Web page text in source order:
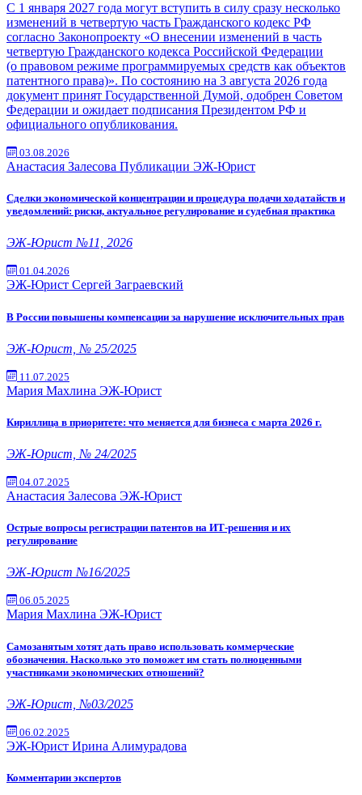
С 1 января 2027 года могут вступить в силу сразу несколько
изменений в четвертую часть Гражданского кодекс РФ
согласно Законопроекту «О внесении изменений в часть
четвертую Гражданского кодекса Российской Федерации
(о правовом режиме программируемых средств как объектов
патентного права)». По состоянию на 3 августа 2026 года
документ принят Государственной Думой, одобрен Советом
Федерации и ожидает подписания Президентом РФ и
официального опубликования.
03.08.2026
Анастасия Залесова Публикации ЭЖ-Юрист
Cделки экономической концентрации и процедура подачи ходатайств и
уведомлений: риски, актуальное регулирование и судебная практика
ЭЖ-Юрист №11, 2026
01.04.2026
ЭЖ-Юрист Сергей Заграевский
В России повышены компенсации за нарушение исключительных прав
ЭЖ-Юрист, № 25/2025
11.07.2025
Мария Махлина ЭЖ-Юрист
Кириллица в приоритете: что меняется для бизнеса с марта 2026 г.
ЭЖ-Юрист, № 24/2025
04.07.2025
Анастасия Залесова ЭЖ-Юрист
Острые вопросы регистрации патентов на ИТ-решения и их
регулирование
ЭЖ-Юрист №16/2025
06.05.2025
Мария Махлина ЭЖ-Юрист
Самозанятым хотят дать право использовать коммерческие
обозначения. Насколько это поможет им стать полноценными
участниками экономических отношений?
ЭЖ-Юрист, №03/2025
06.02.2025
ЭЖ-Юрист Ирина Алимурадова
Комментарии экспертов